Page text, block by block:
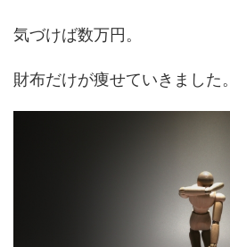
気づけば数万円。
財布だけが痩せていきました。